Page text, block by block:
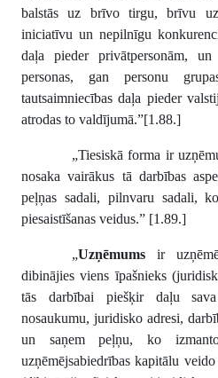
balstās uz brīvo tirgu, brīvu
iniciatīvu un nepilnīgu
daļa pieder privātpersonām,
personas, gan personu
tautsaimniecības daļa pieder
atrodas to valdījumā.”[1.88.]
„Tiesiskā forma ir
nosaka vairākus tā darbības
peļņas sadali, pilnvaru sadali,
piesaistīšanas veidus.” [1.89.]
„Uzņēmumsir
dibinājies viens īpašnieks
tās darbībai piešķir daļu
nosaukumu, juridisko adresi,
un saņem peļņu, ko
uzņēmējsabiedrības kapitālu